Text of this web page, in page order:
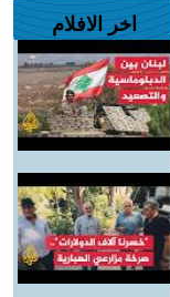
اخر الافلام